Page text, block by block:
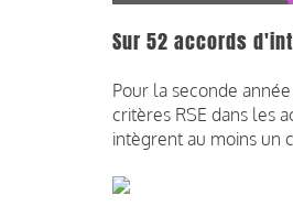
Sur 52 accords
Pour la seconde
critères RSE dans les
intègrent au moins un